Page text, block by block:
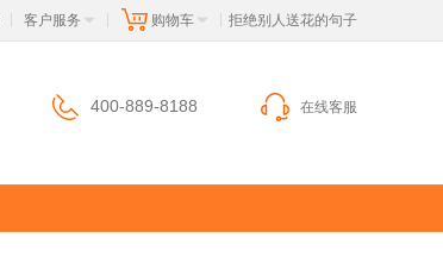
客户服务 购物车 拒绝别人送花的句子
400-889-8188 在线客服